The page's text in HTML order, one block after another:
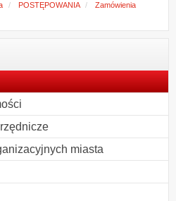
POSTĘPOWANIA
Zamówienia
miasta